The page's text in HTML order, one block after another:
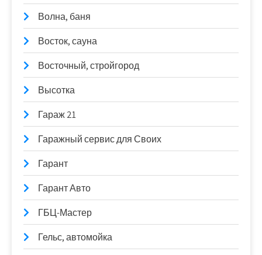
Волна, баня
Восток, сауна
Восточный, стройгород
Высотка
Гараж 21
Гаражный сервис для Своих
Гарант
Гарант Авто
ГБЦ-Мастер
Гельс, автомойка